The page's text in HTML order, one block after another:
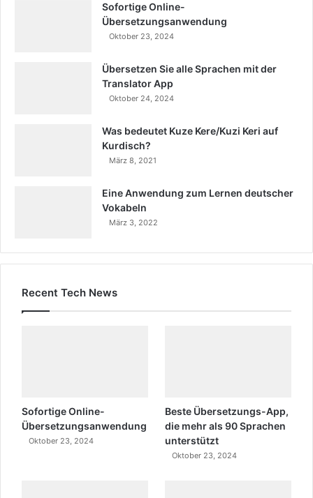
Sofortige Online-
Übersetzungsanwendung
Oktober 23, 2024
Übersetzen Sie alle Sprachen mit der
Translator App
Oktober 24, 2024
Was bedeutet Kuze Kere/Kuzi Keri auf
Kurdisch?
März 8, 2021
Eine Anwendung zum Lernen deutscher
Vokabeln
März 3, 2022
Recent Tech News
Sofortige Online-
Übersetzungsanwendung
Oktober 23, 2024
Beste Übersetzungs-App,
die mehr als 90 Sprachen
unterstützt
Oktober 23, 2024